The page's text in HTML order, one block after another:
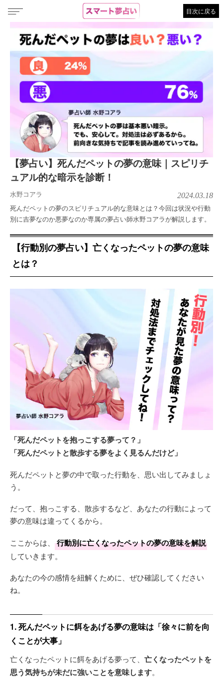
目次に戻る
【夢占い】死んだペットの夢の意味｜スピリチ
ュアル的な暗示を診断！
水野コアラ 2024.03.18
死んだペットの夢のスピリチュアル的な意味とは？今回は状況や行動
別に吉夢なのか悪夢なのか専属の夢占い師水野コアラが解説します。
【行動別の夢占い】亡くなったペットの夢の意味
とは？
「死んだペットを抱っこする夢って？」
「死んだペットと散歩する夢をよく見るんだけど」
死んだペットと夢の中で取った行動を、思い出してみましょ
う。
だって、抱っこする、散歩するなど、あなたの行動によって
夢の意味は違ってくるから。
ここからは、 行動別に亡くなったペットの夢の意味を解説
していきます。
あなたの今の感情を紐解くために、ぜひ確認してください
ね。
1. 死んだペットに餌をあげる夢の意味は「徐々に前を向
くことが大事」
亡くなったペットに餌をあげる夢って、 亡くなったペットを
思う気持ちが未だに強いことを意味します。